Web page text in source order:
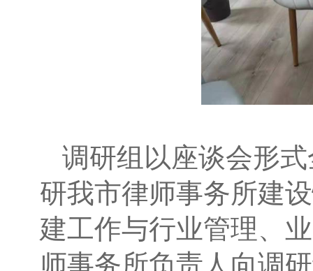
调研组以座谈会形
研我市律师事务所建
建工作与行业管理、
师事务所负责人向调